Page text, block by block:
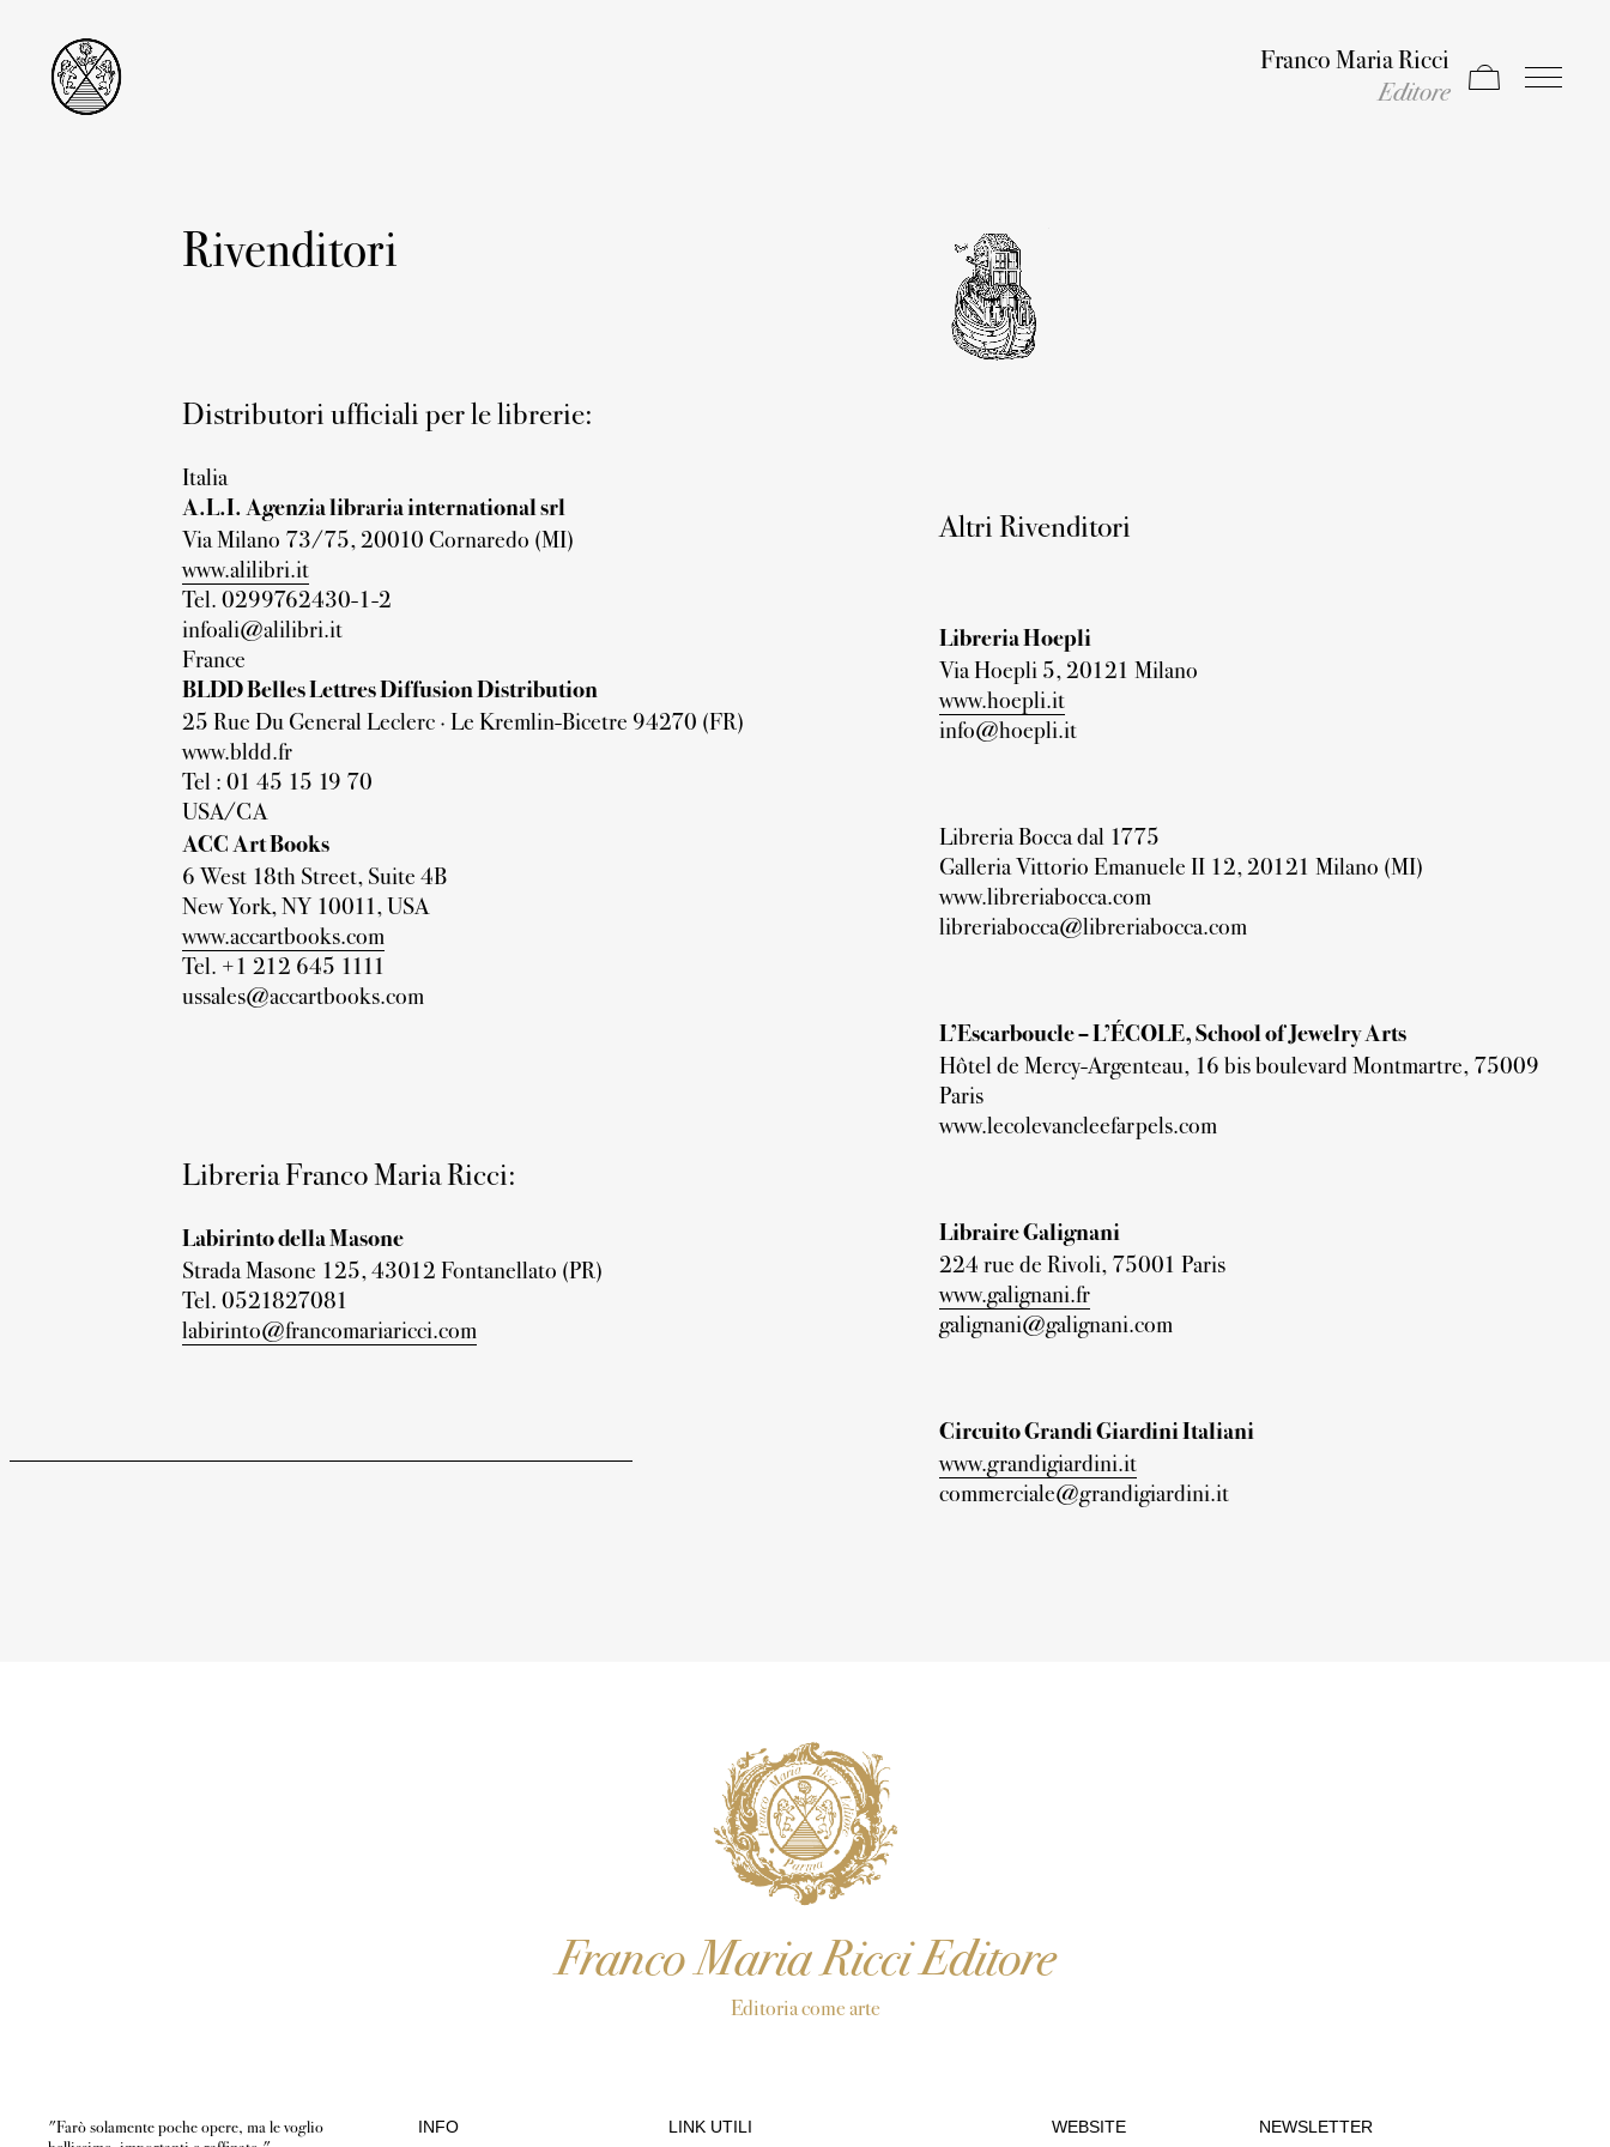
Franco Maria Ricci
Editore Apri carrello
Apri il
Rivenditori
Distributori ufficiali per le librerie:
Italia
A.L.I. Agenzia libraria international srl
Via Milano 73/75, 20010 Cornaredo (MI)
www.alilibri.it
Tel. 0299762430-1-2
infoali@alilibri.it
France
BLDD Belles Lettres Diffusion Distribution
25 Rue Du General Leclerc · Le Kremlin-Bicetre 94270 (FR)
www.bldd.fr
Tel : 01 45 15 19 70
USA/CA
ACC Art Books
6 West 18th Street, Suite 4B
New York, NY 10011, USA
www.accartbooks.com
Tel. +1 212 645 1111
ussales@accartbooks.com
Libreria Franco Maria Ricci:
Labirinto della Masone
Strada Masone 125, 43012 Fontanellato (PR)
Tel. 0521827081
labirinto@francomariaricci.com
Altri Rivenditori
Libreria Hoepli
Via Hoepli 5, 20121 Milano
www.hoepli.it
info@hoepli.it
Libreria Bocca dal 1775
Galleria Vittorio Emanuele II 12, 20121 Milano (MI)
www.libreriabocca.com
libreriabocca@libreriabocca.com
L’Escarboucle – L’ÉCOLE, School of Jewelry Arts
Hôtel de Mercy-Argenteau, 16 bis boulevard Montmartre, 75009
Paris
www.lecolevancleefarpels.com
Libraire Galignani
224 rue de Rivoli, 75001 Paris
www.galignani.fr
galignani@galignani.com
Circuito Grandi Giardini Italiani
www.grandigiardini.it
commerciale@grandigiardini.it
Franco Maria Ricci Editore
Editoria come arte
"Farò solamente poche opere, ma le voglio
INFO LINK UTILI WEBSITE NEWSLETTER